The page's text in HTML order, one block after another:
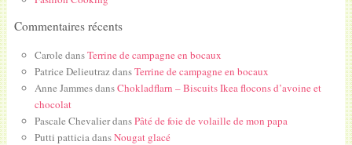
Commentaires récents
Carole dansTerrine de campagne en bocaux
Patrice DelieutrazdansTerrine de campagne en bocaux
Anne JammesdansChokladflarn – Biscuits Ikea flocons d’avoine et
chocolat
Pascale ChevalierdansPâté de foie de volaille de mon papa
Putti patticiadansNougat glacé